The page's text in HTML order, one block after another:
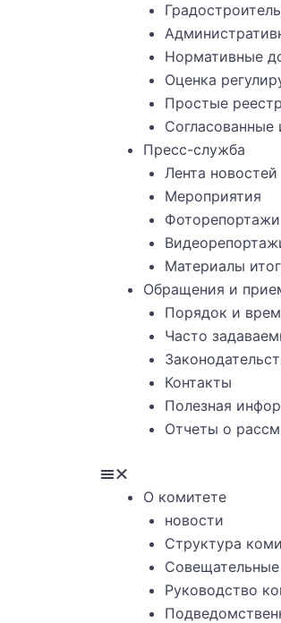
Нормативные
Оценка
Простые
Согласованные
Пресс-служба
Лента новостей
Мероприятия
Фоторепортажи
Материалы
Обращения и
Порядок и
Часто
Контакты
Полезная
Отчеты о
О комитете
новости
Структура
Руководство